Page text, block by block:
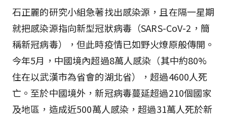
石正麗的研究小組急著找出感染源，且在隔一星期
就把感染源指向新型冠狀病毒（SARS-CoV-2，簡
稱新冠病毒），但此時疫情已如野火燎原般傳開。
今年5月，中國境內超過8萬人感染（其中約80%
住在以武漢市為省會的湖北省），超過4600人死
亡。至於中國境外，新冠病毒蔓延超過210個國家
及地區，造成近500萬人感染，超過31萬人死於新